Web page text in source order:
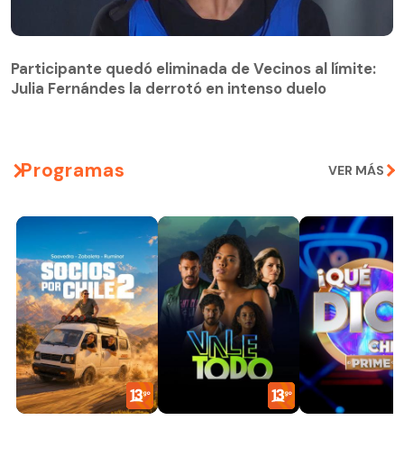
Julia Fernándes la derrotó en intenso duelo
Participante quedó eliminada de Vecinos al límite:
Julia Fernándes la derrotó en intenso duelo
Programas VER MÁS